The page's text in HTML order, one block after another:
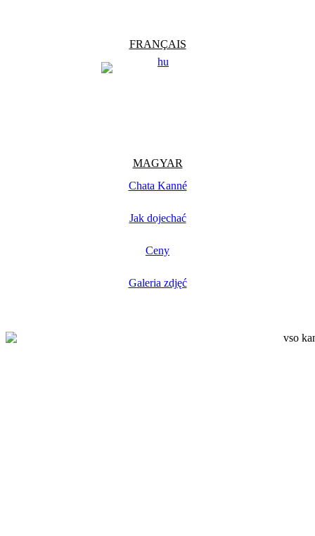
FRANÇAIS
MAGYAR
Chata Kanné
Jak dojechać
Ceny
Galeria zdjęć